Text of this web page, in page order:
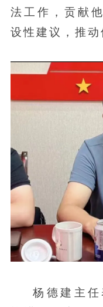
法工作，贡献
设性建议，推动
杨德建主